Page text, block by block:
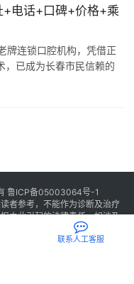
电话+口碑+价格+乘
牌连锁口腔机构，凭借正
，已成为长春市民信赖的
鲁ICP备05003064号-1
者参考，不能作为诊断及治疗
由此引起的法律责任。如涉及
联系人工客服